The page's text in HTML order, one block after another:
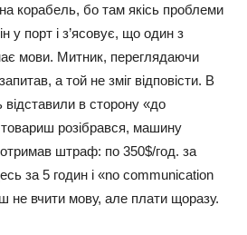
корабель, бо там якісь проблеми
у порт і з’ясовує, що один з
мови. Митник, переглядаючи
а той не зміг відповісти. В
відставили в сторону «до
розібрався, машину
штраф: по 350$/год. за
за 5 годин і «no communication
вчити мову, але плати щоразу.